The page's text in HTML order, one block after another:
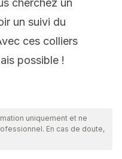
cherchez un
un suivi du
ces colliers
possible !
uniquement et ne
En cas de doute,